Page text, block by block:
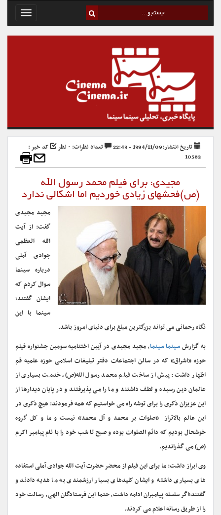
Toggle
تاریخ انتشار:1394/11/09 - 22:43 تعداد نظرات: ۰ نظر
کد خبر :
10562
مجیدی: برای فیلم محمد رسول الله
(ص)فحشهای زیادی خوردیم اما اشکالی ندارد
مجید مجیدی
گفت: از آیت
الله العظمی
جوادی آملی
درباره سینما
سوال کردم که
ایشان گفتند؛
سینما با این
نگاه رحمانی می تواند بزرگترین مبلغ برای دنیای امروز باشد.
به گزارشسینما سینما، مجید مجیدی در آیین اختتامیه سومین جشنواره فیلم
حوزه «اشراق» که در سالن اجتماعات دفتر تبلیغات اسلامی حوزه علمیه قم
اظهار داشت: پیش از ساخت فیلم محمد رسول الله(ص)، خدمت بسیاری از
عالمان دین رسیده و لطف داشتند و ما را می پذیرفتند و در پایان دیدارها از
این عزیزان ذکری را برای توشه راه می خواستیم که همه فرمودند: هیچ ذکری در
این عالم بالاتراز «صلوات بر محمد و آل محمد» نیست و ما و کل گروه
خوشحال بودیم که دائم الصلوات بوده و صبح تا شب خود را با نام پیامبر اکرم
(ص) می گذراندیم.
وی ابراز داشت: ما برای این فیلم از محضر حضرت آیت الله جوادی آملی استفاده
های بسیاری داشته و ایشان کلیدهای بسیار ارزشمندی به ما هدیه دادند و
گفتند؛اگر سلسله پیامبران ادامه داشت، حتما این فرستادگان الهی، رسالت خود
را از طریق رسانه اعلام می کردند.